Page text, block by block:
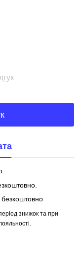
знижок та при